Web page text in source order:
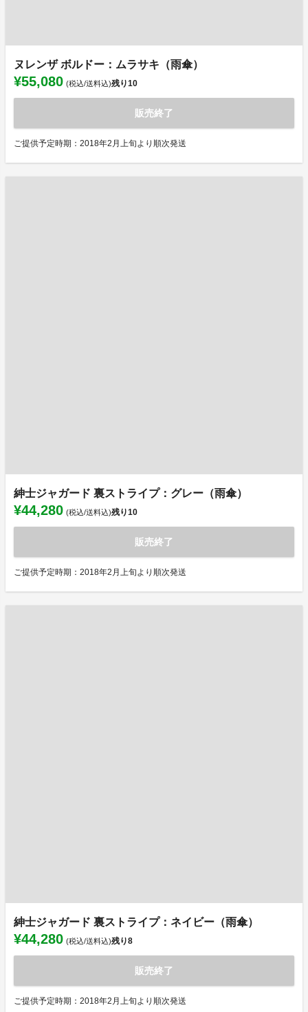
ヌレンザ ボルドー：ムラサキ（雨傘）
¥55,080 (税込/送料込)残り10
販売終了
ご提供予定時期：2018年2月上旬より順次発送
紳士ジャガード 裏ストライプ：グレー（雨傘）
¥44,280 (税込/送料込)残り10
販売終了
ご提供予定時期：2018年2月上旬より順次発送
紳士ジャガード 裏ストライプ：ネイビー（雨傘）
¥44,280 (税込/送料込)残り8
販売終了
ご提供予定時期：2018年2月上旬より順次発送